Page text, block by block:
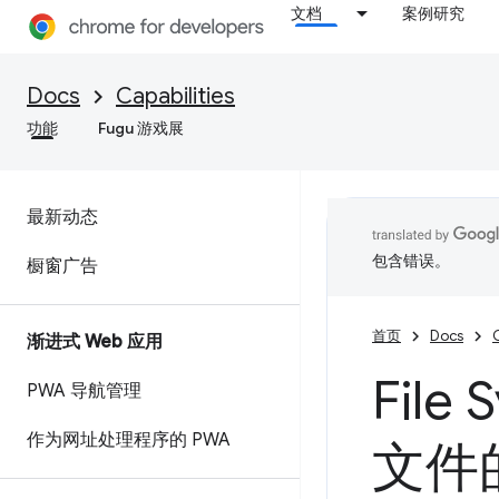
文档 案例研究
Docs Capabilities
功能 Fugu 游戏展
最新动态
橱窗广告
渐进式 Web 应用
PWA 导航管理
作为网址处理程序的 PWA
包含错误。
首页 Docs
File
文件